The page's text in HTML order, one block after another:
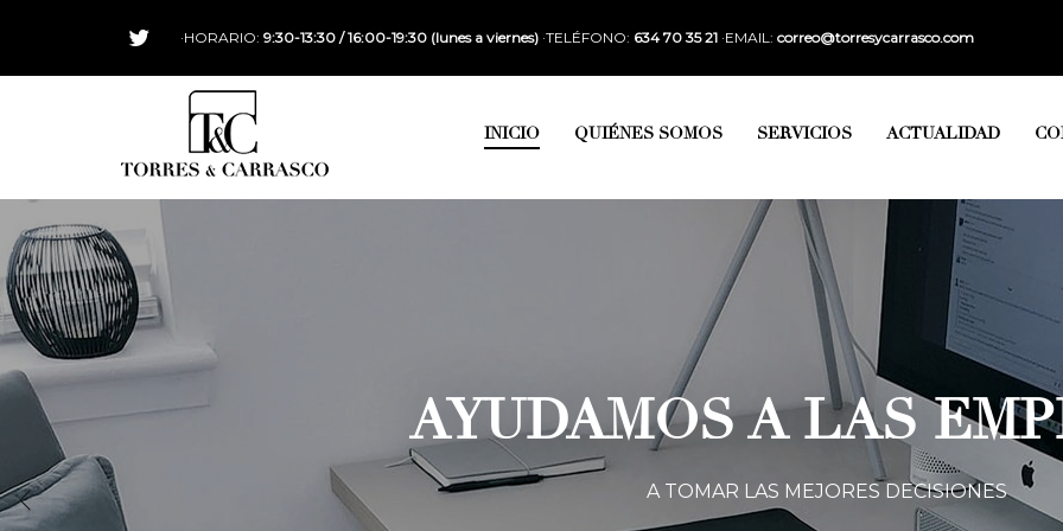
·HORARIO: 9:30-13:30 / 16:00-19:30 (lunes a viernes) ·TELÉFONO: 634 70 35 21 ·EMAIL: correo@torresycarrasco.com
INICIO QUIÉNES SOMOS SERVICIOS ACTUALIDAD
TORRES &
SERVICIOS DE DIRECCIÓN FINANCIERA
AYUDAMOS A LAS
A TOMAR LAS MEJORES DECISIONES